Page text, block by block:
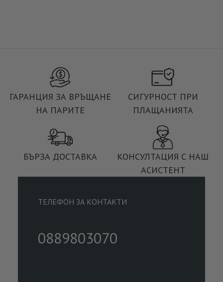
ГАРАНЦИЯ ЗА ВРЪЩАНЕ
НА ПАРИТЕ
СИГУРНОСТ ПРИ
ПЛАЩАНИЯТА
БЪРЗА ДОСТАВКА
КОНСУЛТАЦИЯ С НАШ
АСИСТЕНТ
ТЕЛЕФОН ЗА КОНТАКТИ
0889803070